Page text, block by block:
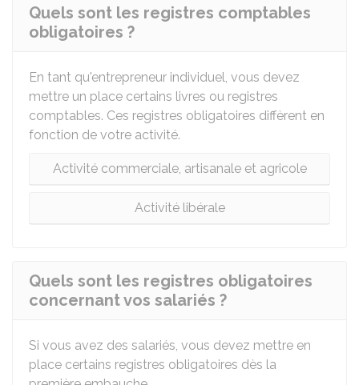
Quels sont les registres comptables
obligatoires ?
En tant qu'entrepreneur individuel, vous devez
mettre un place certains livres ou registres
comptables. Ces registres obligatoires diffèrent en
fonction de votre activité.
Activité commerciale, artisanale et agricole
Activité libérale
Quels sont les registres obligatoires
concernant vos salariés ?
Si vous avez des salariés, vous devez mettre en
place certains registres obligatoires dès la